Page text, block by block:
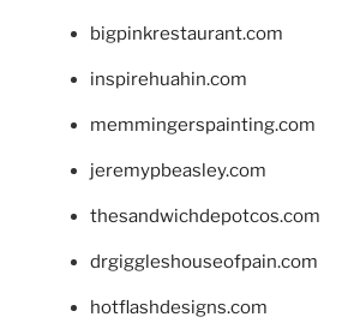
bigpinkrestaurant.com
inspirehuahin.com
memmingerspainting.com
jeremypbeasley.com
thesandwichdepotcos.com
drgiggleshouseofpain.com
hotflashdesigns.com